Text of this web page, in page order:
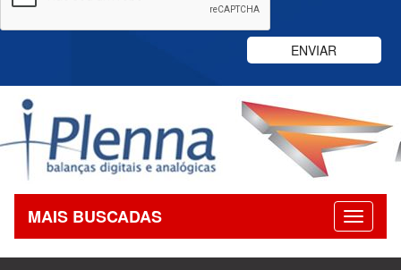
MAIS BUSCADAS